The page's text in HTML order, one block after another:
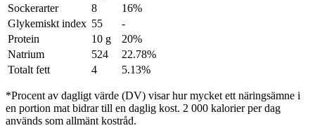
Sockerarter
8
16%
Glykemiskt index 55
-
Protein
10 g
20%
Natrium
524
22.78%
Totalt fett
4 5.13%
*Procent av dagligt värde (DV) visar hur mycket ett näringsämne i
en portion mat bidrar till en daglig kost. 2 000 kalorier per dag
används som allmänt kostråd.